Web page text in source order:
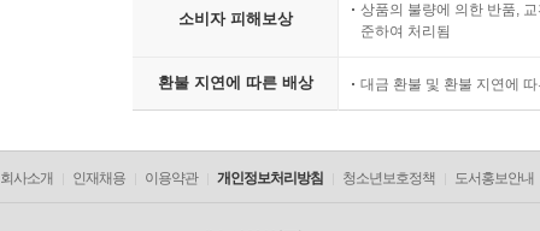
소비자 피해보상
상품의 불량에 의한 반품,
준하여 처리됨
환불 지연에 따른 배상 대금 환불 및 환불 지연에
회사소개 인재채용 이용약관 개인정보처리방침 청소년보호정책 도서홍보안내